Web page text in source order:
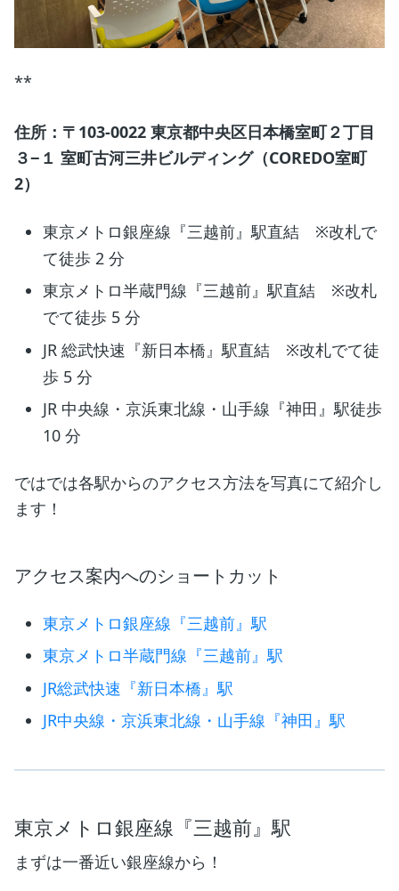
**
住所：〒103-0022 東京都中央区日本橋室町２丁目
３−１ 室町古河三井ビルディング（COREDO室町
2）
東京メトロ銀座線『三越前』駅直結 ※改札で
て徒歩 2 分
東京メトロ半蔵門線『三越前』駅直結 ※改札
でて徒歩 5 分
JR 総武快速『新日本橋』駅直結 ※改札でて徒
歩 5 分
JR 中央線・京浜東北線・山手線『神田』駅徒歩
10 分
ではでは各駅からのアクセス方法を写真にて紹介し
ます！
アクセス案内へのショートカット
東京メトロ銀座線『三越前』駅
東京メトロ半蔵門線『三越前』駅
JR総武快速『新日本橋』駅
JR中央線・京浜東北線・山手線『神田』駅
東京メトロ銀座線『三越前』駅
まずは一番近い銀座線から！